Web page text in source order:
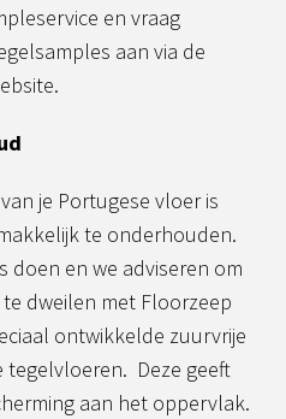
en vraag
aan via de
je Portugese vloer is
te onderhouden.
doen en we adviseren om
dweilen met Floorzeep
ontwikkelde zuurvrije
Deze geeft
aan het oppervlak.